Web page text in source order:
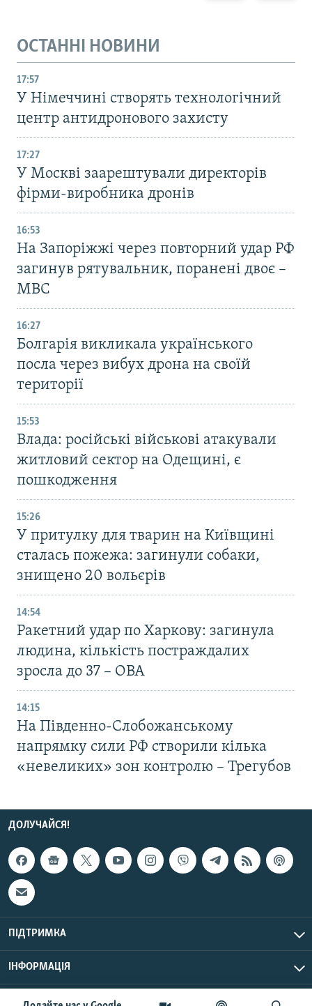
ОСТАННІ НОВИНИ
17:57
У Німеччині створять технологічний
центр антидронового захисту
17:27
У Москві заарештували директорів
фірми-виробника дронів
16:53
На Запоріжжі через повторний удар РФ
загинув рятувальник, поранені двоє –
МВС
16:27
Болгарія викликала українського
посла через вибух дрона на своїй
території
15:53
Влада: російські військові атакували
житловий сектор на Одещині, є
пошкодження
15:26
У притулку для тварин на Київщині
сталась пожежа: загинули собаки,
знищено 20 вольєрів
14:54
Ракетний удар по Харкову: загинула
людина, кількість постраждалих
зросла до 37 – ОВА
14:15
На Південно-Слобожанському
напрямку сили РФ створили кілька
«невеликих» зон контролю – Трегубов
ДОЛУЧАЙСЯ!
ПІДТРИМКА
ІНФОРМАЦІЯ
© Радіо Свобода, 2026 | Усі права застережено.
UTC+3